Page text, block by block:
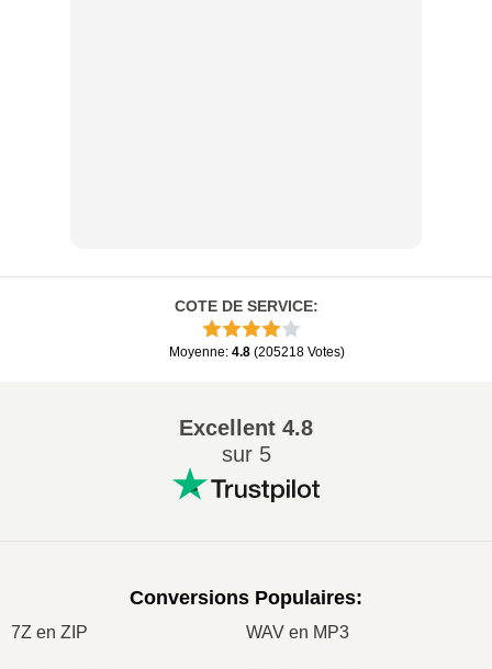
COTE DE SERVICE:
Moyenne: 4.8 (205218 Votes)
Excellent 4.8
sur 5
Conversions Populaires:
7Z en ZIP WAV en MP3